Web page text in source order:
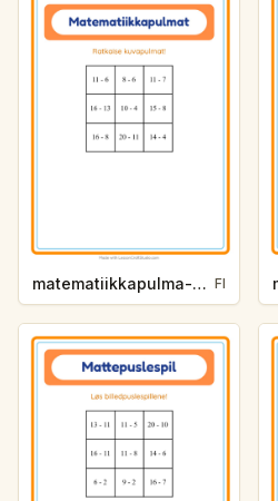
matematiikkapulma-vahennyslasku-vihannekset-69e9 FI